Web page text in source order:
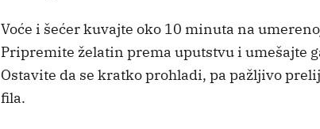
Voće i šećer kuvajte oko 10 minuta na
Pripremite želatin prema uputstvu i umešajte
Ostavite da se kratko prohladi, pa pažljivo
fila.